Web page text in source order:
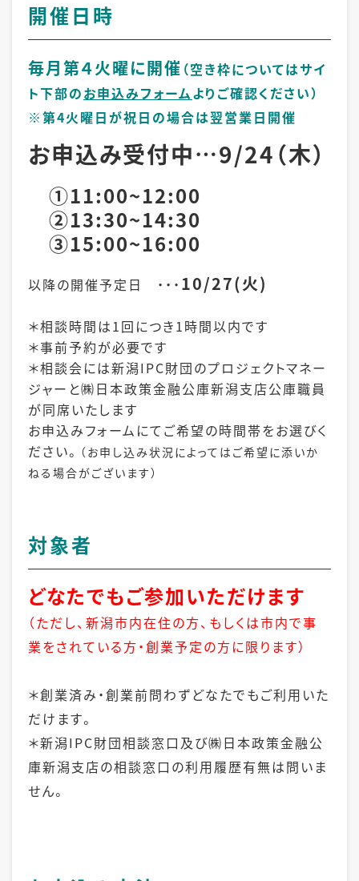
開催日時
毎月第４火曜に開催 （空き枠についてはサイ
ト下部のお申込みフォームよりご確認ください）
※第4火曜日が祝日の場合は翌営業日開催
お申込み受付中…9/24（木）
①11:00~12:00
②13:30~14:30
③15:00~16:00
以降の開催予定日 ・・・ 10/27(火)
＊相談時間は1回につき1時間以内です
＊事前予約が必要です
＊相談会には新潟IPC財団のプロジェクトマネー
ジャーと㈱日本政策金融公庫新潟支店公庫職員
が同席いたします
お申込みフォームにてご希望の時間帯をお選びく
ださい。 （お申し込み状況によってはご希望に添いか
ねる場合がございます）
対象者
どなたでもご参加いただけます
（ただし、新潟市内在住の方、もしくは市内で事
業をされている方・創業予定の方に限ります）
＊創業済み・創業前問わずどなたでもご利用いた
だけます。
＊新潟IPC財団相談窓口及び㈱日本政策金融公
庫新潟支店の相談窓口の利用履歴有無は問いま
せん。